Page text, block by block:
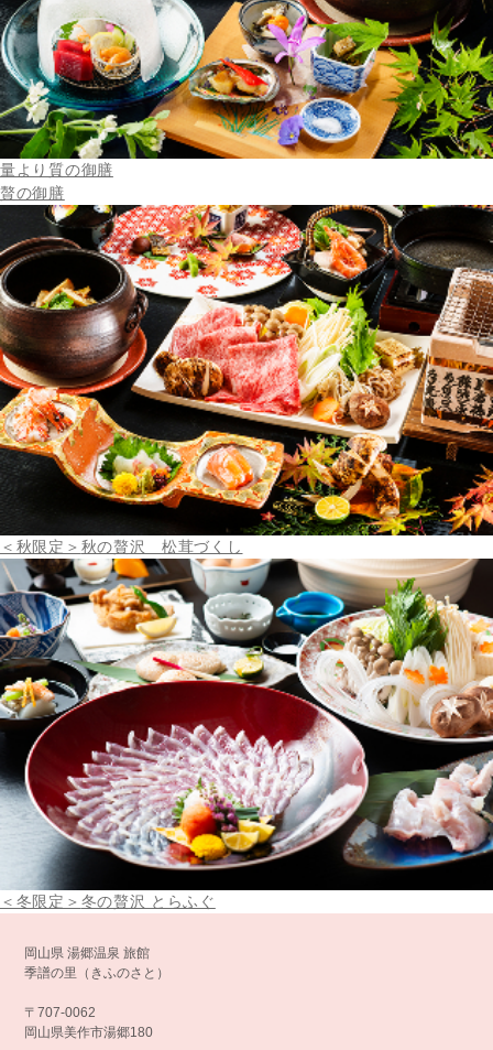
量より質の御膳
贅の御膳
＜秋限定＞ 秋の贅沢 松茸づくし
＜冬限定＞ 冬の贅沢 とらふぐ
岡山県 湯郷温泉 旅館
季譜の里（きふのさと）
〒707-0062
岡山県美作市湯郷180